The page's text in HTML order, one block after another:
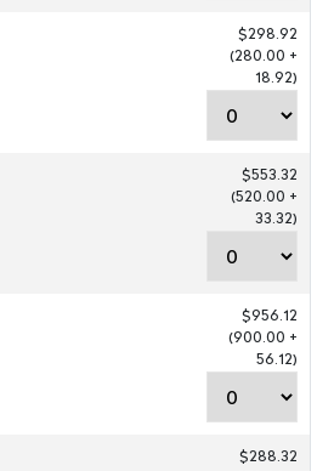
$298.92
(280.00 +
18.92)
$553.32
(520.00 +
33.32)
$956.12
(900.00 +
56.12)
$288.32